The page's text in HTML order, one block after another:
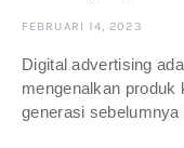
FEBRUARI 14, 2023
Digital advertising
mengenalkan
generasi